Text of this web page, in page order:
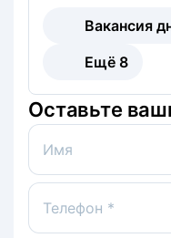
Вакансия
Ещё 8
Оставьте
Имя
Телефон *